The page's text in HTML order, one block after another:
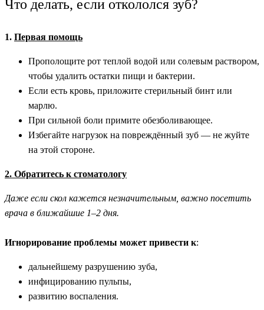
Что делать, если откололся зуб?
1. Первая помощь
Прополощите рот теплой водой или солевым раствором,
чтобы удалить остатки пищи и бактерии.
Если есть кровь, приложите стерильный бинт или
марлю.
При сильной боли примите обезболивающее.
Избегайте нагрузок на повреждённый зуб — не жуйте
на этой стороне.
2. Обратитесь к стоматологу
Даже если скол кажется незначительным, важно посетить
врача в ближайшие 1–2 дня.
Игнорирование проблемы может привести к:
дальнейшему разрушению зуба,
инфицированию пульпы,
развитию воспаления.